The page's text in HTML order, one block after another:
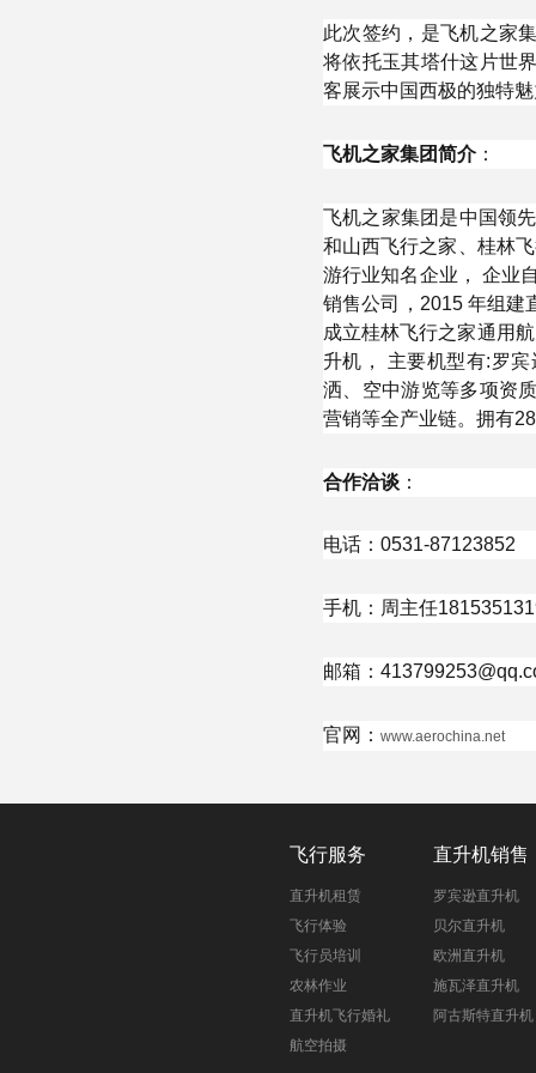
此次签约，是飞机之家
将依托玉其塔什这片世
客展示中国西极的独特
飞机之家集团简介：
飞机之家集团是中国领
和山西飞行之家、桂林
游行业知名企业， 企业
销售公司，2015 年组建
成立桂林飞行之家通用
升机， 主要机型有:罗
洒、空中游览等多项资
营销等全产业链。拥有
合作洽谈 ：
电话：0531-87123852
手机：周主任
邮箱：
官网： www.aerochina.net
飞行服务
直升机租赁
飞行体验
飞行员培训
农林作业
直升机飞行婚礼
航空拍摄
直升机销售
罗宾逊直升机
贝尔直升机
欧洲直升机
施瓦泽直升机
阿古斯特直升机